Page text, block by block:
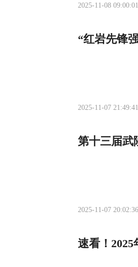
2025-11-08 09:00:01
“红岩先锋
2025-11-07 21:49:41
第十三届武
2025-11-07 20:02:36
速看！